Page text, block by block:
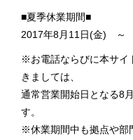
■夏季休業期間■
2017年8月11日(金) ～
※お電話ならびに本サイ
きましては、
通常営業開始日となる8
す。
※休業期間中も拠点や部